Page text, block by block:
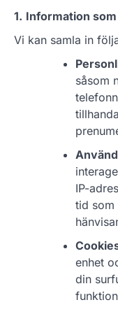
1. Information
Vi kan samla in
såsom
IP-
tid som
enhet
din